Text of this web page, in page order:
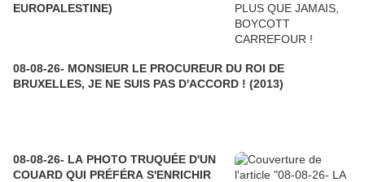
EUROPALESTINE)
08-08-26- MONSIEUR LE PROCUREUR DU ROI DE
BRUXELLES, JE NE SUIS PAS D'ACCORD ! (2013)
08-08-26- LA PHOTO TRUQUÉE D'UN
COUARD QUI PRÉFÉRA S'ENRICHIR